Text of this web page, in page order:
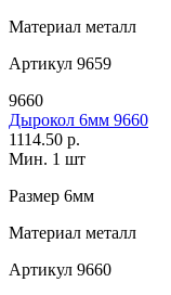
Материал металл
Артикул 9659
9660
Дырокол 6мм 9660
1114.50 р.
Мин. 1 шт
Размер 6мм
Материал металл
Артикул 9660